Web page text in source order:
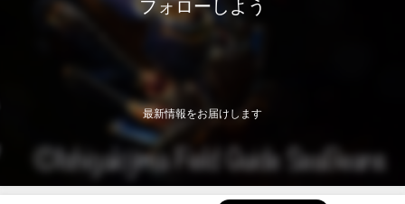
フォローしよう
最新情報をお届けします